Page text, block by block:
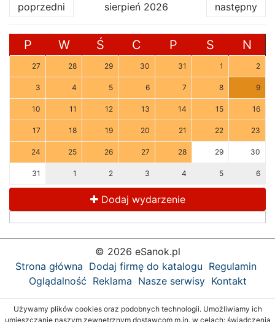
poprzedni sierpień 2026 następny
P W Ś C P S N
27 28 29 30 31 1 2
3 4 5 6 7 8 9
10 11 12 13 14 15 16
17 18 19 20 21 22 23
24 25 26 27 28 29 30
31 1 2 3 4 5 6
Dodaj wydarzenie
© 2026 eSanok.pl
Strona główna Dodaj firmę do katalogu Regulamin
Oglądalność Reklama Nasze serwisy Kontakt
Używamy plików cookies oraz podobnych technologii. Umożliwiamy ich
umieszczanie naszym zewnętrznym dostawcom m.in. w celach: świadczenia